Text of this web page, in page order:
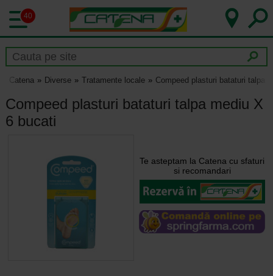
40
Catena Diverse Tratamente locale Compeed plasturi bataturi talpa
Compeed plasturi bataturi talpa mediu X
6 bucati
Te asteptam la Catena cu sfaturi
si recomandari